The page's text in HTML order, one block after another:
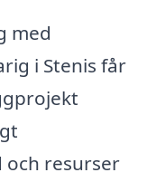
med
i Stenis får
resurser